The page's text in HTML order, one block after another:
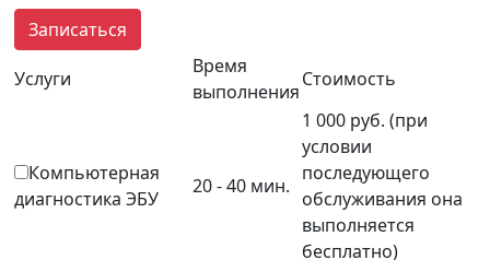
Записаться
Услуги
Время
выполнения
Стоимость
Компьютерная
диагностика ЭБУ
20 - 40 мин.
1 000 руб. (при
условии
последующего
обслуживания она
выполняется
бесплатно)